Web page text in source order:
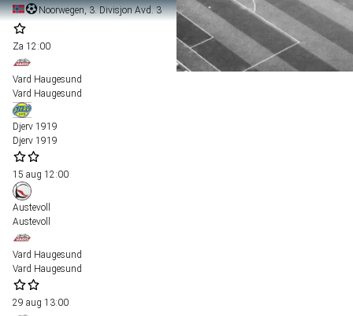
Noorwegen, 3. Divisjon Avd. 3
Za 12:00
Vard Haugesund
Vard Haugesund
Djerv 1919
Djerv 1919
15 aug 12:00
Austevoll
Austevoll
Vard Haugesund
Vard Haugesund
29 aug 13:00